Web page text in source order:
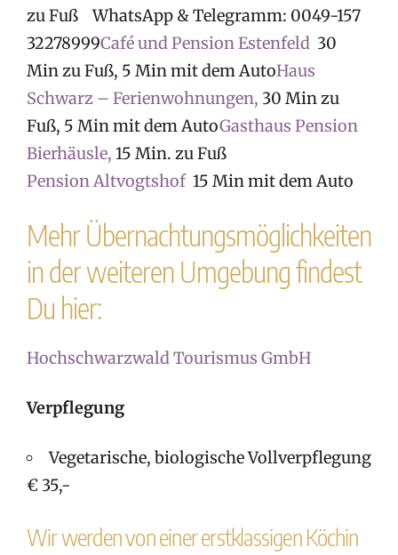
zu Fuß WhatsApp & Telegramm: 0049-157
32278999Café und Pension Estenfeld30
Min zu Fuß, 5 Min mit dem AutoHaus
Schwarz – Ferienwohnungen, 30 Min zu
Fuß, 5 Min mit dem AutoGasthaus Pension
Bierhäusle, 15 Min. zu Fuß
Pension Altvogtshof15 Min mit dem Auto
Mehr Übernachtungsmöglichkeiten
in der weiteren Umgebung findest
Du hier:
Hochschwarzwald Tourismus GmbH
Verpflegung
Vegetarische, biologische Vollverpflegung
€ 35,-
Wir werden von einer erstklassigen Köchin